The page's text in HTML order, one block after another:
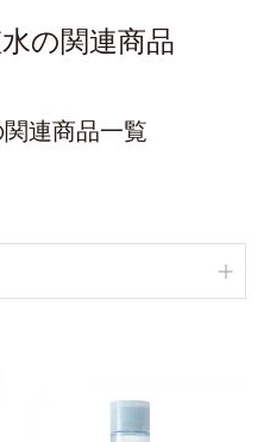
の関連商品
関連商品一覧